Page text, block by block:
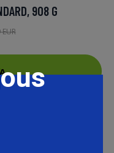
908 G